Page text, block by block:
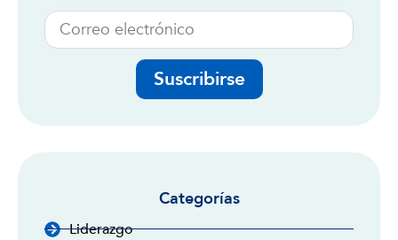
Suscribirse
Categorías
Liderazgo